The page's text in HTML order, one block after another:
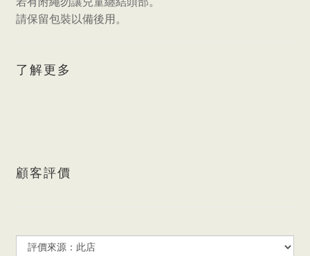
請保留包裝以備後用。
了解更多
顧客評價